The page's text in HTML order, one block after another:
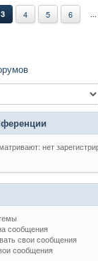
3 4 5 6 ...
нет
сообщения
свои сообщения
сообщения